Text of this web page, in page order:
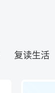
复读生活